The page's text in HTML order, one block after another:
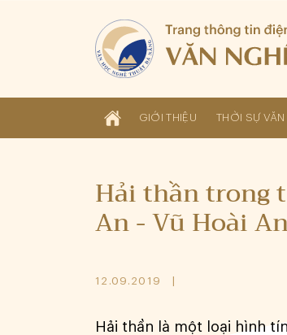
GIỚI THIỆU THỜI SỰ VĂN
Hải thần trong
An - Vũ Hoài
12.09.2019
Hải thần là một loại hình